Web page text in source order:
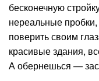
бесконечную
нереальные
поверить своим
красивые здания,
А обернешься —